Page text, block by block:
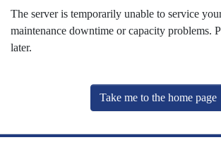
The server is temporarily unable to service
maintenance downtime or capacity problems.
later.
Take me to the home page